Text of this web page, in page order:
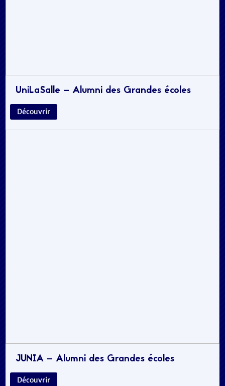
UniLaSalle – Alumni des Grandes écoles
Découvrir
JUNIA – Alumni des Grandes écoles
Découvrir